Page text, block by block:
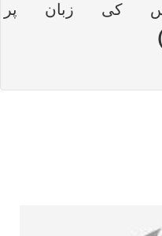
کی زبان پر